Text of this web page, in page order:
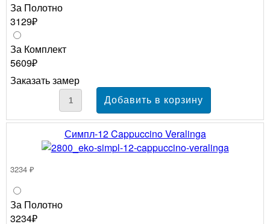
За Полотно
3129₽
За Комплект
5609₽
Заказать замер
Симпл-12 Cappuccino Veralinga
3234 ₽
За Полотно
3234₽